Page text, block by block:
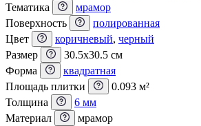
Тематика
мрамор
Поверхность
полированная
Цвет
коричневый, черный
Размер
30.5x30.5 см
Форма
квадратная
Площадь плитки
0.093 м²
Толщина
6 мм
Материал
мрамор